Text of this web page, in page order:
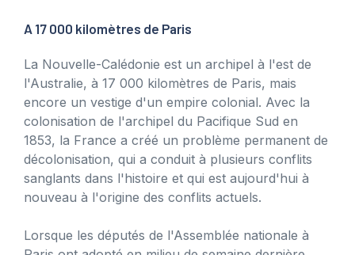
A 17 000 kilomètres de Paris
La Nouvelle-Calédonie est un archipel à l'est de
l'Australie, à 17 000 kilomètres de Paris, mais
encore un vestige d'un empire colonial. Avec la
colonisation de l'archipel du Pacifique Sud en
1853, la France a créé un problème permanent de
décolonisation, qui a conduit à plusieurs conflits
sanglants dans l'histoire et qui est aujourd'hui à
nouveau à l'origine des conflits actuels.
Lorsque les députés de l'Assemblée nationale à